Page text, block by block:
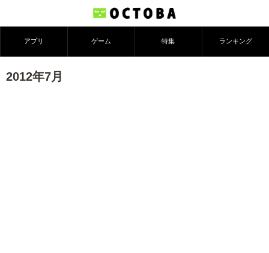
アプリ ゲーム 特集 ランキング
2012年7月